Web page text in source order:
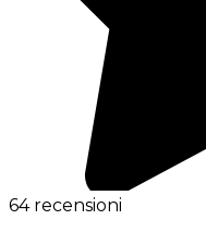
64 recensioni